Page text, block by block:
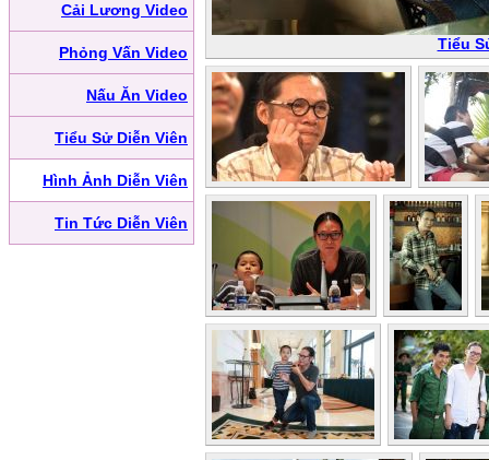
Cải Lương Video
Phỏng Vấn Video
Nấu Ăn Video
Tiểu Sử Diễn Viên
Hình Ảnh Diễn Viên
Tin Tức Diễn Viên
Tiểu